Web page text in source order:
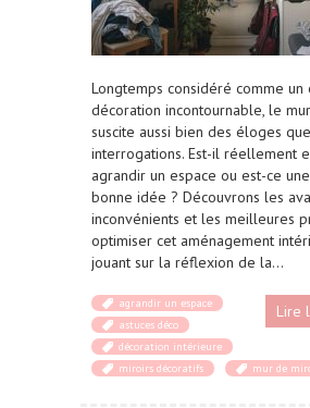
Longtemps considéré comme
décoration incontournable, le
suscite aussi bien des éloges
interrogations. Est-il réellement
agrandir un espace ou est-ce
bonne idée ? Découvrons les
inconvénients et les meilleures
optimiser cet aménagement
jouant sur la réflexion de la…
Lire
agrandir un espace
astuces déco
décoration intérieure
miroirs décoratifs
mur de